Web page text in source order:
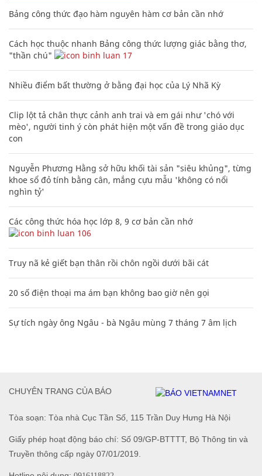
Bảng công thức đạo hàm nguyên hàm cơ bản cần nhớ
Cách học thuộc nhanh Bảng công thức lượng giác bằng thơ,
"thần chú"
17
Nhiều điểm bất thường ở bằng đại học của Lý Nhã Kỳ
Clip lột tả chân thực cảnh anh trai và em gái như 'chó với
mèo', người tinh ý còn phát hiện một vấn đề trong giáo dục
con
Nguyễn Phương Hằng sở hữu khối tài sản "siêu khủng", từng
khoe sổ đỏ tính bằng cân, mắng cựu mẫu 'không có nổi
nghìn tỷ'
Các công thức hóa học lớp 8, 9 cơ bản cần nhớ
106
Truy nã kẻ giết bạn thân rồi chôn ngồi dưới bãi cát
20 số điện thoại ma ám bạn không bao giờ nên gọi
Sự tích ngày ông Ngâu - bà Ngâu mùng 7 tháng 7 âm lịch
Tòa soạn: Tòa nhà Cục Tần Số, 115 Trần Duy Hưng Hà Nội
Giấy phép hoạt động báo chí: Số 09/GP-BTTTT, Bộ Thông tin và
Truyền thông cấp ngày 07/01/2019.
CHUYÊN TRANG CỦA BÁO